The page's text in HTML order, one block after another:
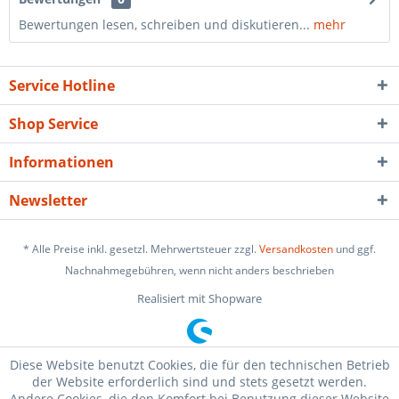
Bewertungen lesen, schreiben und diskutieren... mehr
Service Hotline
Shop Service
Informationen
Newsletter
* Alle Preise inkl. gesetzl. Mehrwertsteuer zzgl.Versandkosten und ggf.
Nachnahmegebühren, wenn nicht anders beschrieben
Realisiert mit Shopware
Diese Website benutzt Cookies, die für den technischen Betrieb
der Website erforderlich sind und stets gesetzt werden.